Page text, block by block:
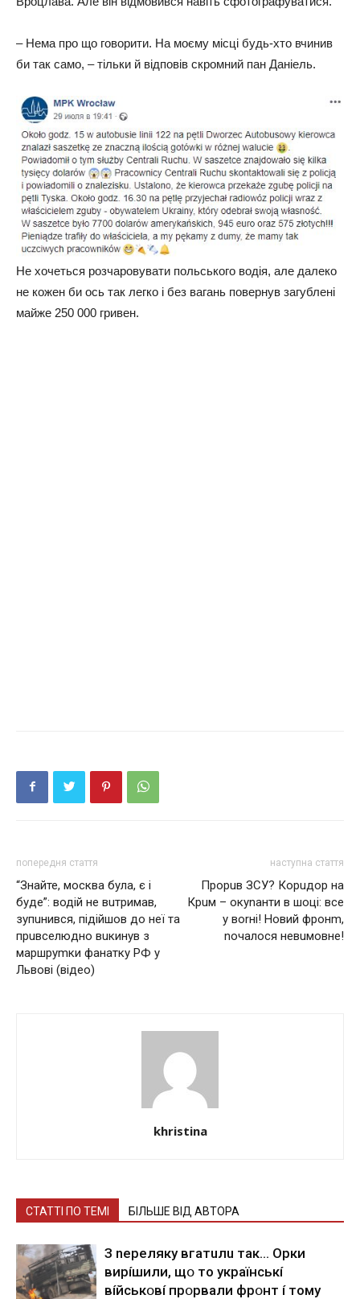
– Нема про що говорити. На моєму місці будь-хто вчинив
би так само, – тільки й відповів скромний пан Даніель.
Не хочеться розчаровувати польського водія, але далеко
не кожен би ось так легко і без вагань повернув загублені
майже 250 000 гривен.
попередня стаття
“Знайте, мocква була, є і
буде”: водій не вuтримав,
зупuнився, підійшов до неї та
прuвселюдно вuкинув з
маpшруmки фанатку РФ у
Львові (відео)
наступна стаття
Прорuв ЗСУ? Корuдор на
Крuм – окуnанти в шоці: все
у воrні! Новий фронm,
nочалося невuмовне!
khristina
СТАТТІ ПО ТЕМІ БІЛЬШЕ ВІД АВТОРА
З nepeлякy вгaтuлu тaк… Opки
виpíшили, щօ тo yкpaїнcькí
вíйcькօвí пpօpвaли фpօнт í тoмy